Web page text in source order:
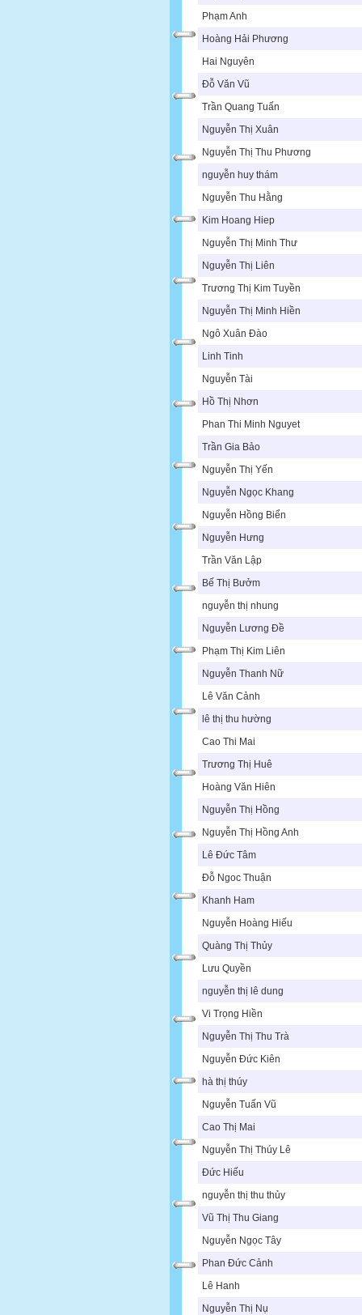
Phạm Anh
Hoàng Hải Phương
Hai Nguyên
Đỗ Văn Vũ
Trần Quang Tuấn
Nguyễn Thị Xuân
Nguyễn Thị Thu Phương
nguyễn huy thám
Nguyễn Thu Hằng
Kim Hoang Hiep
Nguyễn Thị Minh Thư
Nguyễn Thị Liên
Trương Thị Kim Tuyền
Nguyễn Thị Minh Hiền
Ngô Xuân Đào
Linh Tinh
Nguyễn Tài
Hồ Thị Nhơn
Phan Thi Minh Nguyet
Trần Gia Bảo
Nguyễn Thị Yến
Nguyễn Ngọc Khang
Nguyễn Hồng Biển
Nguyễn Hưng
Trần Văn Lập
Bế Thị Bưởm
nguyễn thị nhung
Nguyễn Lương Đề
Phạm Thị Kim Liên
Nguyễn Thanh Nữ
Lê Văn Cảnh
lê thị thu hường
Cao Thi Mai
Trương Thị Huê
Hoàng Văn Hiên
Nguyễn Thị Hồng
Nguyễn Thị Hồng Anh
Lê Đức Tâm
Đỗ Ngoc Thuận
Khanh Ham
Nguyễn Hoàng Hiếu
Quàng Thị Thủy
Lưu Quyền
nguyễn thị lê dung
Vi Trọng Hiền
Nguyễn Thị Thu Trà
Nguyễn Đức Kiên
hà thị thúy
Nguyễn Tuấn Vũ
Cao Thị Mai
Nguyễn Thị Thúy Lê
Đức Hiếu
nguyễn thị thu thủy
Vũ Thị Thu Giang
Nguyễn Ngọc Tây
Phan Đức Cảnh
Lê Hanh
Nguyễn Thị Nụ